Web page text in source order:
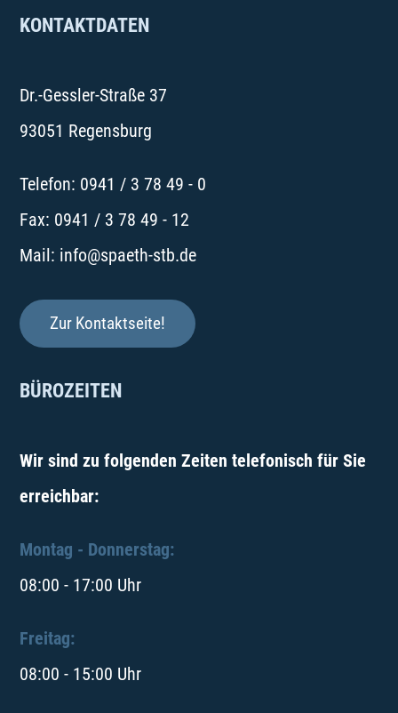
KONTAKTDATEN
Dr.-Gessler-Straße 37
93051 Regensburg
Telefon: 0941 / 3 78 49 - 0
Fax: 0941 / 3 78 49 - 12
Mail: info@spaeth-stb.de
Zur Kontaktseite!
BÜROZEITEN
Wir sind zu folgenden Zeiten telefonisch für Sie
erreichbar:
Montag - Donnerstag:
08:00 - 17:00 Uhr
Freitag:
08:00 - 15:00 Uhr